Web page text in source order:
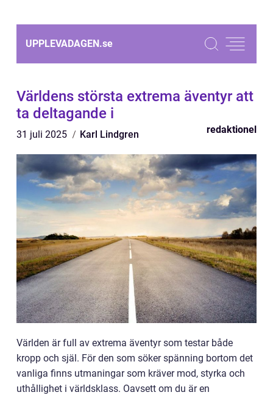
UPPLEVADAGEN.se
Världens största extrema äventyr att
ta deltagande i
31 juli 2025 Karl Lindgren redaktionel
Världen är full av extrema äventyr som testar både
kropp och själ. För den som söker spänning bortom det
vanliga finns utmaningar som kräver mod, styrka och
uthållighet i världsklass. Oavsett om du är en